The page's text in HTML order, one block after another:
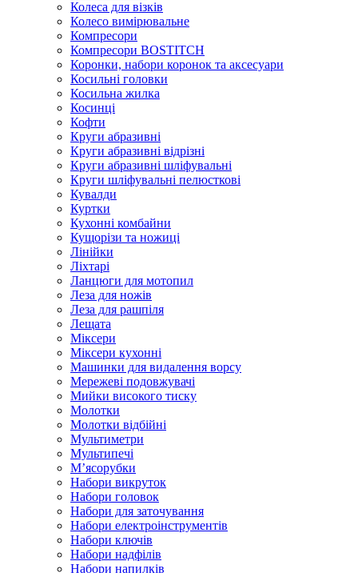
Колеса для візків
Колесо вимірювальне
Компресори
Компресори BOSTITCH
Коронки, набори коронок та аксесуари
Косильні головки
Косильна жилка
Косинці
Кофти
Круги абразивні
Круги абразивні відрізні
Круги абразивні шліфувальні
Круги шліфувальні пелюсткові
Кувалди
Куртки
Кухонні комбайни
Кущорізи та ножиці
Лінійки
Ліхтарі
Ланцюги для мотопил
Леза для ножів
Леза для рашпіля
Лещата
Міксери
Міксери кухонні
Машинки для видалення ворсу
Мережеві подовжувачі
Мийки високого тиску
Молотки
Молотки відбійні
Мультиметри
Мультипечі
М’ясорубки
Набори викруток
Набори головок
Набори для заточування
Набори електроінструментів
Набори ключів
Набори надфілів
Набори напилків